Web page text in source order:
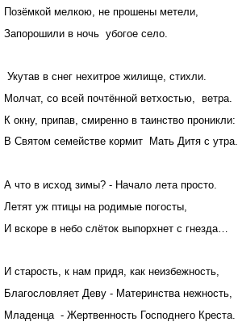
Позёмкой мелкою, не прошены метели,
Запорошили в ночь убогое село.
Укутав в снег нехитрое жилище, стихли.
Молчат, со всей почтённой ветхостью, ветра.
К окну, припав, смиренно в таинство проникли:
В Святом семействе кормит Мать Дитя с утра.
А что в исход зимы? - Начало лета просто.
Летят уж птицы на родимые погосты,
И вскоре в небо слёток выпорхнет с гнезда…
И старость, к нам придя, как неизбежность,
Благословляет Деву - Материнства нежность,
Младенца - Жертвенность Господнего Креста.